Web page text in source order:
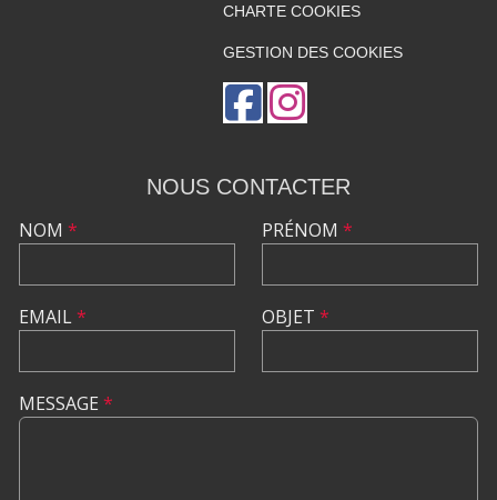
CHARTE COOKIES
GESTION DES COOKIES
NOUS CONTACTER
NOM *
EMAIL*
PRÉNOM *
OBJET *
MESSAGE *